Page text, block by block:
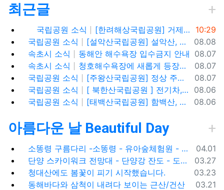
최근글
등록일
10:29
국립공원 소식
[한려해상국립공원] 거제도 신선대, 바람의 언덕(사유지), 우제봉 전망대, 거제도 여행코스
등록일
08.08
국립공원 소식
[설악산국립공원] 설악산, 싱그러운 대청봉과 내설악의 비경을 찾아서
등록일
08.07
속초시 소식
동해안 해수욕장 입수금지 안내
등록일
08.07
속초시 소식
청호해수욕장에 새롭게 등장한 아름다운 조형물! ✨
등록일
08.07
국립공원 소식
[주왕산국립공원] 정상 주봉 코스와 용추협곡 트래킹
등록일
08.06
국립공원 소식
[ 북한산국립공원 ] 전기차,수소차 등 무공해차량만 이용할 수 있는100% 친환경 야영장 - 북한산 사기막야영장
등록일
08.06
국립공원 소식 [태백산국립공원] 함백산, 운무가 가득한 싱그러운 풍경 속을 걷다
아름다운 날 Beautiful Day
등록일
04.01
소똥령 구름다리 -소똥령 - 유아숲체험원 - 장신유원지 / 캠핑장
등록일
03.27
단양 스카이워크 전망대 - 단양강 잔도 - 도담삼봉 / 석문 - 영월 청령포 입장료 주차료
등록일
03.23
청대산에도 봄꽃이 피기 시작했습니다.
등록일
03.21
동해바다와 삼척이 내려다 보이는 근산/건산